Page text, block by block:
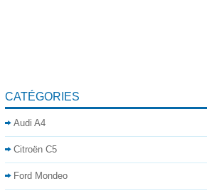
CATÉGORIES
Audi A4
Citroën C5
Ford Mondeo